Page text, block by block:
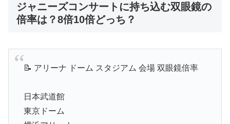
ジャニーズコンサートに持ち込む双眼鏡の
倍率は？8倍10倍どっち？
📝 アリーナ ドーム スタジアム 会場 双眼鏡倍率
日本武道館
東京ドーム